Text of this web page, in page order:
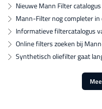
Nieuwe Mann Filter
Mann-Filter nog completer
Informatieve filtercatalogus
Online filters zoeken bij
Synthetisch oliefilter gaat